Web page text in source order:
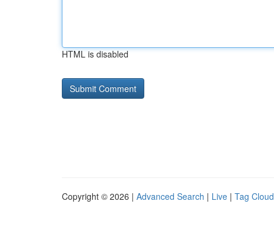
HTML is disabled
Copyright © 2026 | Advanced Search | Live | Tag Cloud